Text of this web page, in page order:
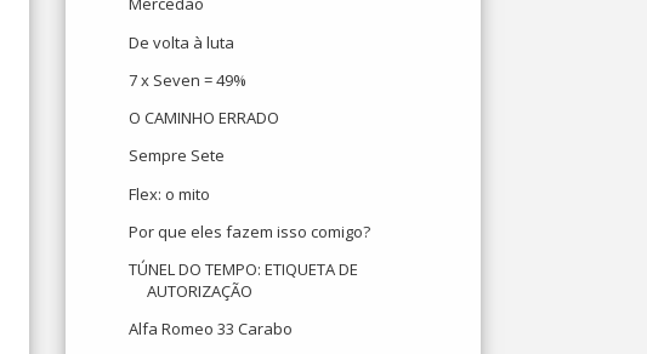
De volta à luta
7 x Seven = 49%
O CAMINHO ERRADO
Sempre Sete
Flex: o mito
Por que eles fazem isso comigo?
TÚNEL DO TEMPO: ETIQUETA DE
AUTORIZAÇÃO
Alfa Romeo 33 Carabo